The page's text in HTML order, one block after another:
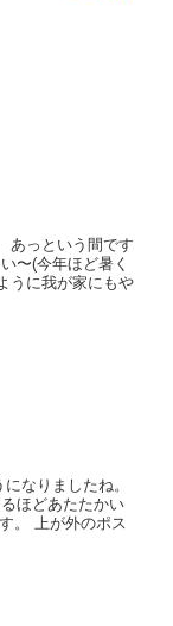
あっという間です
〜(今年ほど暑く
うに我が家にもや
なりましたね。
ほどあたたかい
。 上が外のポス